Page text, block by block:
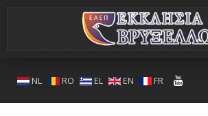
NL RO EL EN FR